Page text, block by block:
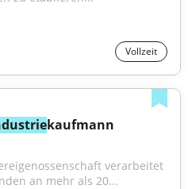
Vollzeit
kaufmann
verarbeitet
an mehr als 20...